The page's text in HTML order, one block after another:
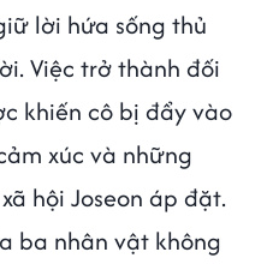
lời hứa sống thủ
Việc trở thành đối
khiến cô bị đẩy vào
xúc và những
hội Joseon áp đặt.
ba nhân vật không